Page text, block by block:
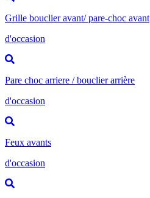
Grille bouclier avant/ pare-choc avant
d'occasion
Pare choc arriere / bouclier arrière
d'occasion
Feux avants
d'occasion